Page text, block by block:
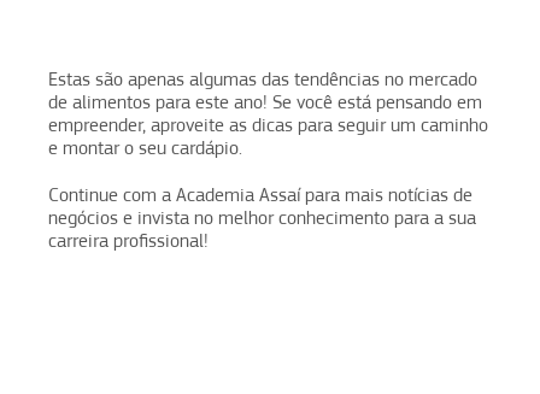
Estas são apenas algumas das tendências no mercado
de alimentos para este ano! Se você está pensando em
empreender, aproveite as dicas para seguir um caminho
e montar o seu cardápio.
Continue com a Academia Assaí para mais notícias de
negócios e invista no melhor conhecimento para a sua
carreira profissional!